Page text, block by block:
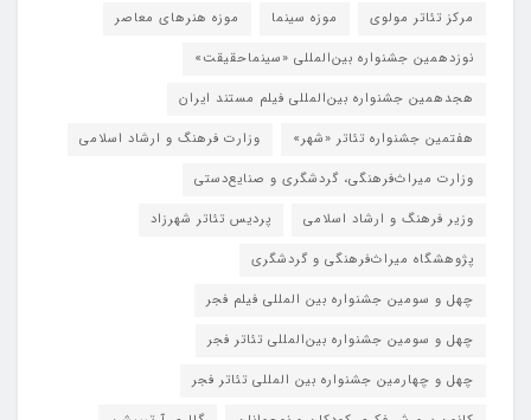
مرکز تئاتر مولوی
موزه سینما
موزه هنرهای معاصر
نوزدهمین جشنواره بین‌المللی «سینماحقیقت»
هجدهمین جشنواره بین‌المللی فیلم مستند ایران
هفتمین جشنواره تئاتر «شهر»
وزارت فرهنگ و ارشاد اسلامی
وزارت میراث‌فرهنگی، گردشگری و صنایع‌دستی
وزیر فرهنگ و ارشاد اسلامی
پردیس تئاتر شهرزاد
پژوهشگاه میراث‌فرهنگی و گردشگری
چهل و سومین جشنواره بین المللی فیلم فجر
چهل و سومین جشنواره بین‌المللی تئاتر فجر
چهل و چهارمین جشنواره بین المللی تئاتر فجر